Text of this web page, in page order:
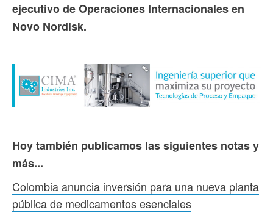
ejecutivo de Operaciones Internacionales en
Novo Nordisk.
Hoy también publicamos las siguientes notas y
más...
Colombia anuncia inversión para una nueva planta
pública de medicamentos esenciales